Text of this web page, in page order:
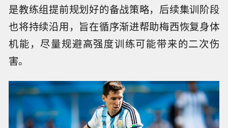
是教练组提前规划好的备战策略，后续集训阶段
也将持续沿用，旨在循序渐进帮助梅西恢复身体
机能，尽量规避高强度训练可能带来的二次伤
害。